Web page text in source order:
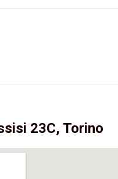
23C, Torino